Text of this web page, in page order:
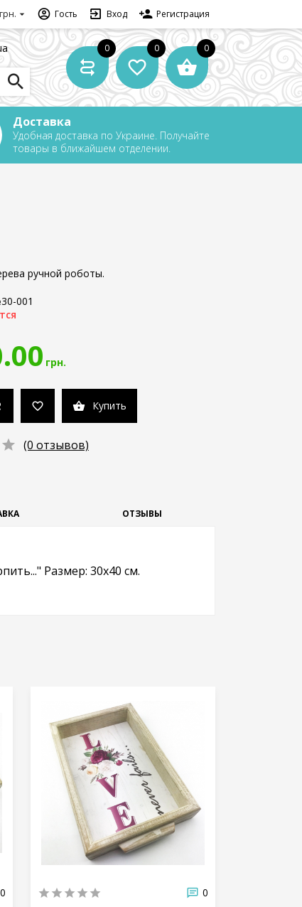
Гость Вход Регистрация
грн.
0 0 0
Доставка
Удобная доставка по Украине. Получайте
товары в ближайшем отделении.
ручной роботы.
001
грн.
Купить
(0 отзывов)
ОТЗЫВЫ
" Размер: 30x40 см.
0 0